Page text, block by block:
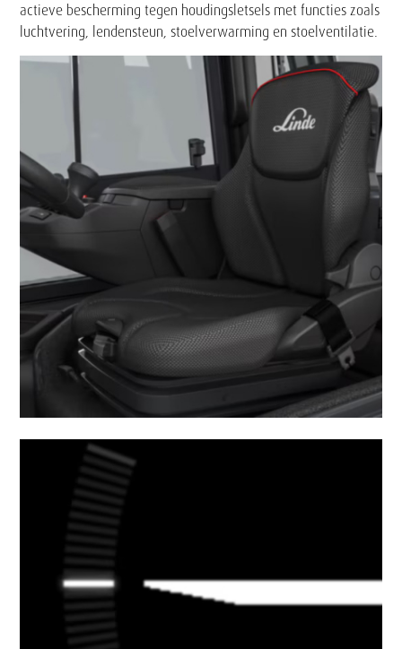
actieve bescherming tegen houdingsletsels met functies zoals
luchtvering, lendensteun, stoelverwarming en stoelventilatie.